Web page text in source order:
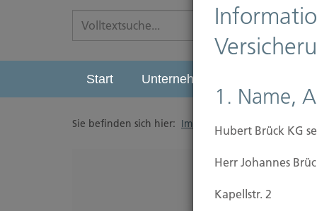
Start Unternehmen
Sie befinden sich hier: Immobilien Versicherung
1. Name,
Hubert Brück KG
Herr Johannes
Kapellstr. 2